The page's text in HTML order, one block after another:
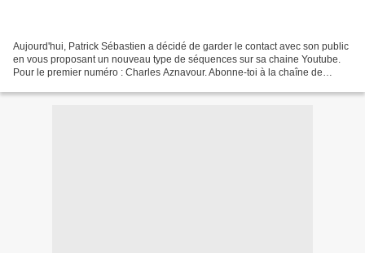
Aujourd'hui, Patrick Sébastien a décidé de garder le contact avec son public
en vous proposant un nouveau type de séquences sur sa chaine Youtube.
Pour le premier numéro : Charles Aznavour. Abonne-toi à la chaîne de